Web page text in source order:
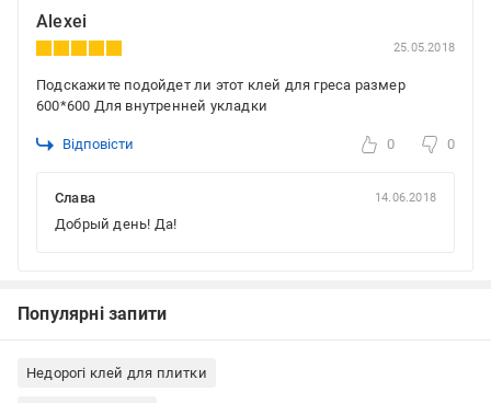
Alexei
25.05.2018
Подскажите подойдет ли этот клей для греса размер
600*600 Для внутренней укладки
Відповісти 0 0
Слава 14.06.2018
Добрый день! Да!
Популярні запити
Недорогі клей для плитки